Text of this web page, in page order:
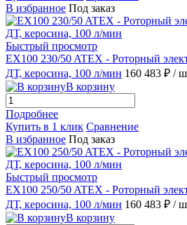
В избранное Под заказ
Быстрый просмотр
EX100 230/50 ATEX - Роторный
ДТ, керосина, 100 л/мин 160 483 ₽ /
В корзину
Подробнее
Купить в 1 клик Сравнение
В избранное Под заказ
Быстрый просмотр
EX100 250/50 ATEX - Роторный
ДТ, керосина, 100 л/мин 160 483 ₽ /
В корзину